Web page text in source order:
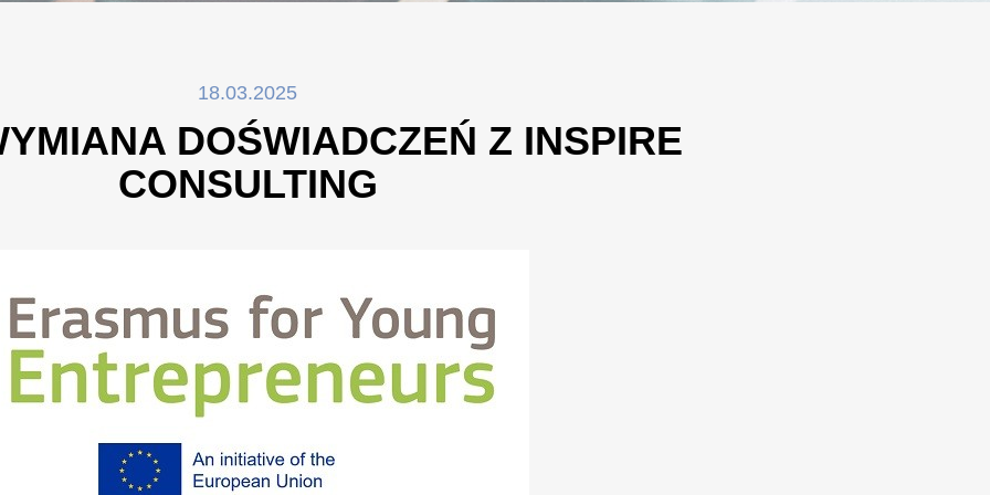
18.03.2025
DOŚWIADCZEŃ Z INSPIRE
CONSULTING